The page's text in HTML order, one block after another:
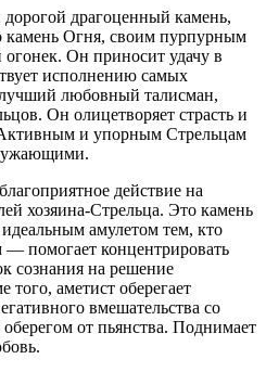
драгоценный камень,
камень Огня, своим пурпурным
Он приносит удачу в
исполнению самых
любовный талисман,
Он олицетворяет страсть и
и упорным Стрельцам
действие на
хозяина-Стрельца. Это камень
амулетом тем, кто
— помогает концентрировать
сознания на решение
того, аметист оберегает
вмешательства со
от пьянства. Поднимает